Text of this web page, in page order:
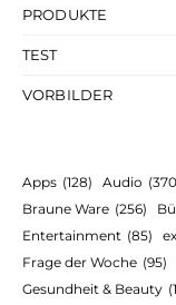
PRODUKTE
TEST
VORBILDER
Apps (128) Audio
Braune Ware (256)
Entertainment (85)
Frage der Woche (95)
Gesundheit & Beauty